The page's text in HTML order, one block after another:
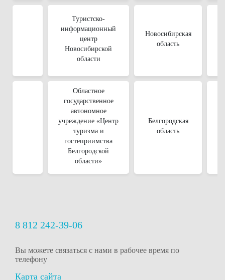
Туристско-
информационный
центр
Новосибирской
области
Новосибирская
область
Областное
государственное
автономное
учреждение «Центр
туризма и
гостеприимства
Белгородской
области»
Белгородская
область
8 812 242-39-06
Вы можете связаться с нами в рабочее время по
телефону
Карта сайта